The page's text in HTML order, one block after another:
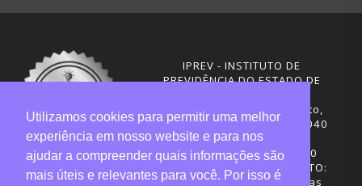
IPREV - INSTITUTO DE
PREVIDÊNCIA DO ESTADO DE
Rua Visconde de Ouro Preto,
291 – Centro - CEP: 88020-040
Florianópolis - SC
Telefones: (48) 3665-4600
HORÁRIO DE FUNCIONAMENTO:
Central de Atendimento: das
Utilizamos cookies para permitir uma melhor
experiência em nosso website e para nos
ajudar a compreender quais informações são
mais úteis e relevantes para você. Por isso é